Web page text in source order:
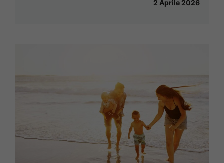
2 Aprile 2026